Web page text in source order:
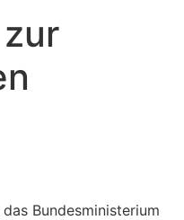
Bundesministerium